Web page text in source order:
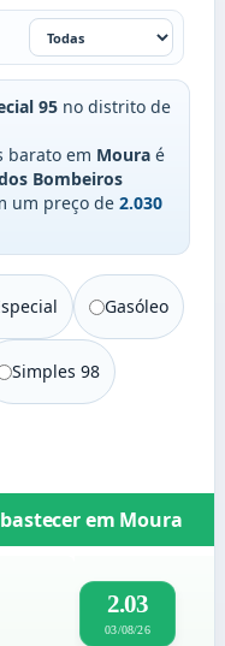
95 no distrito de
barato em Moura é
Bombeiros
um preço de 2.030
Gasóleo
Simples 98
em Moura
2.03
03/08/26